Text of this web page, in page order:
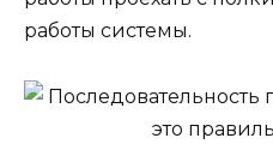
работы системы.